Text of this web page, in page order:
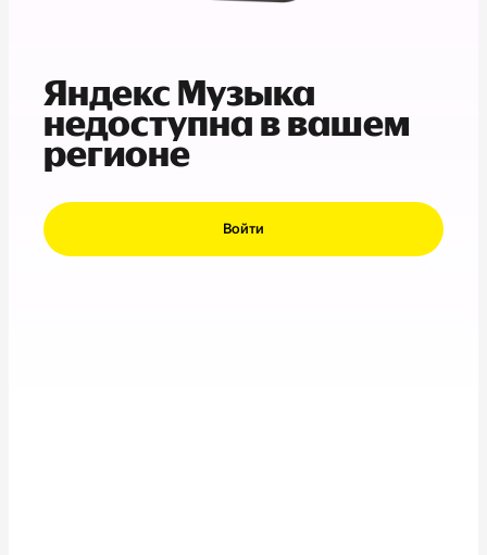
Яндекс Музыка
недоступна в вашем
регионе
Войти